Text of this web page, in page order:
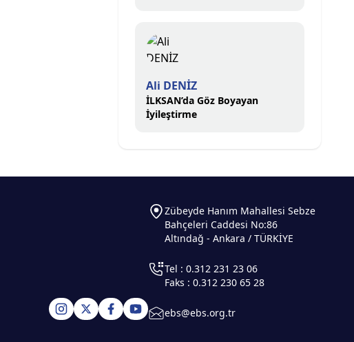
Ali DENİZ
İLKSAN’da Göz Boyayan
İyileştirme
Zübeyde Hanım Mahallesi Sebze
Bahçeleri Caddesi No:86
Altındağ - Ankara / TÜRKİYE
Tel : 0.312 231 23 06
Faks : 0.312 230 65 28
ebs@ebs.org.tr